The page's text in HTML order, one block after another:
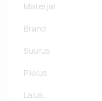
Materjal
Bränd
Suurus
Pikkus
Laius